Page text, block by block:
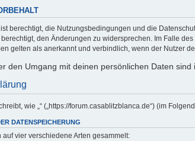
berechtigt, die Nutzungsbedingungen und die
berechtigt, den Änderungen zu widersprechen. Im Falle
gelten als anerkannt und verbindlich, wenn der Nutzer
den Umgang mit deinen persönlichen Daten sind
wie „“ („https://forum.casablitzblanca.de“) (im
DATENSPEICHERUNG
auf vier verschiedene Arten gesammelt: